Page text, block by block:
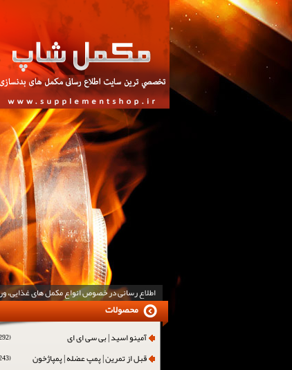
اطلاع رسانی در خصوص انواع مکمل های غذایی،
آمینو اسید | بی سی ای ای (292)
قبل از تمرین | پمپ عضله | پمپاژخون (243)
محصولات